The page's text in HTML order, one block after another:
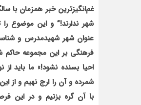
غم‌انگیزترین خبر همزمان با
شهر ندارند!” و این موضوع را
عنوان شهر شهیدمدرس و
فرهنگی بر این مجموعه حاکم
احیا بسنده نشود!» ما باید
شمرده و آن را ارج نهیم و از
با آن گره بزنیم و در این